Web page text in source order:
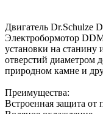
Двигатель Dr.Schulze
Электробормотор
установки на станину
отверстий диаметром
природном камне и
Преимущества:
Встроенная защита от